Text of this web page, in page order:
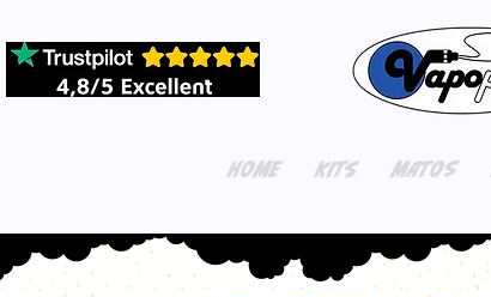
HOME KITS MATOS